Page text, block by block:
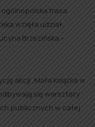
ogólnopolska trasa
wzięła udział.
Brzezińska –
akcji „Mała książka w
się warsztaty
publicznych w całej